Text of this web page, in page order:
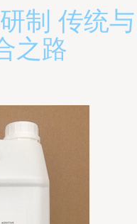
制 传统与
之路